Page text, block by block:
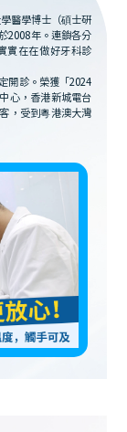
醫學博士（碩士研
2008年。連鎖各分
實在在做好牙科診
開診。榮獲「2024
心，香港新城電台
，受到粵港澳大灣